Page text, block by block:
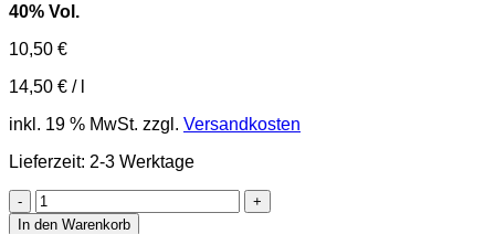
40% Vol.
10,50 €
14,50 € /
inkl. 19 % MwSt. zzgl. Versandkosten
Lieferzeit: 2-3 Werktage
Weinbrand
Menge
In den Warenkorb